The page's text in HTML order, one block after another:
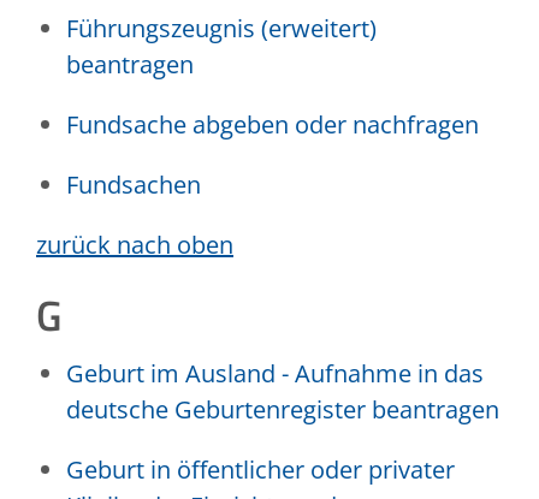
Führungszeugnis (erweitert)
beantragen
Fundsache abgeben oder nachfragen
Fundsachen
zurück nach oben
G
Geburt im Ausland - Aufnahme in das
deutsche Geburtenregister beantragen
Geburt in öffentlicher oder privater